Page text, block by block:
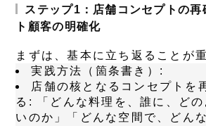
ステップ1：店舗コンセプトの再
ト顧客の明確化
まずは、基本に立ち返ることが
実践方法（箇条書き）:
店舗の核となるコンセプトを
る:
「どんな料理を、誰に、ど
いのか」「どんな空間で、どん